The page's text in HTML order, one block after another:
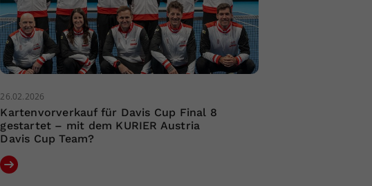
26.02.2026
Kartenvorverkauf für Davis Cup Final 8
gestartet – mit dem KURIER Austria
Davis Cup Team?